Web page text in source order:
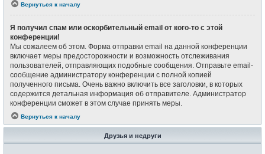
Вернуться к началу
Я получил спам или оскорбительный email от кого-то с этой
конференции!
Мы сожалеем об этом. Форма отправки email на данной конференции
включает меры предосторожности и возможность отслеживания
пользователей, отправляющих подобные сообщения. Отправьте email-
сообщение администратору конференции с полной копией
полученного письма. Очень важно включить все заголовки, в которых
содержится детальная информация об отправителе. Администратор
конференции сможет в этом случае принять меры.
Вернуться к началу
Друзья и недруги